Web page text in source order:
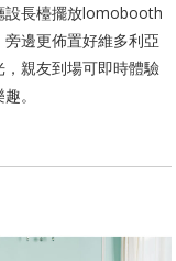
設長檯擺放lomobooth
邊更佈置好維多利亞
親友到場可即時體驗
。